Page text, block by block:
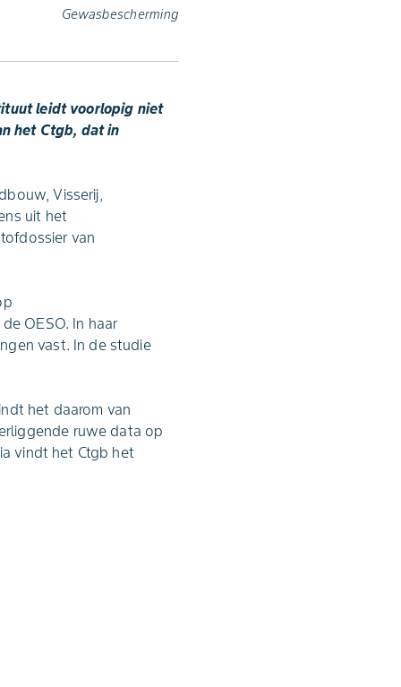
Gewasbescherming
leidt voorlopig niet
het Ctgb, dat in
Visserij,
uit het
van
OESO. In haar
vast. In de studie
het daarom van
ruwe data op
vindt het Ctgb het